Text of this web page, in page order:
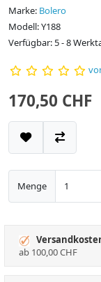
Marke: Bolero
Modell: Y188
Verfügbar: 5 - 8
170,50 CHF
Menge
ab 100,00 CHF